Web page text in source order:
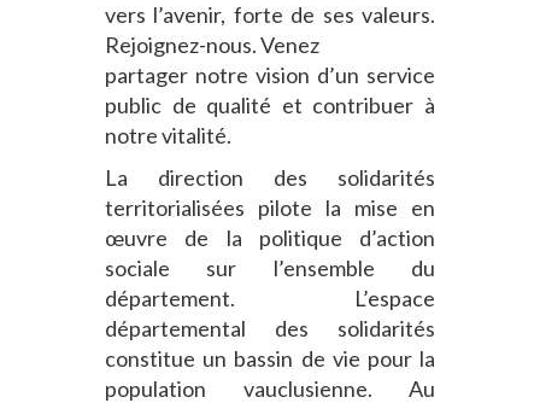
vers l’avenir, forte de ses valeurs.
Rejoignez-nous. Venez
partager notre vision d’un service
public de qualité et contribuer à
notre vitalité.
La direction des solidarités
territorialisées pilote la mise en
œuvre de la politique d’action
sociale sur l’ensemble du
département. L’espace
départemental des solidarités
constitue un bassin de vie pour la
population vauclusienne. Au